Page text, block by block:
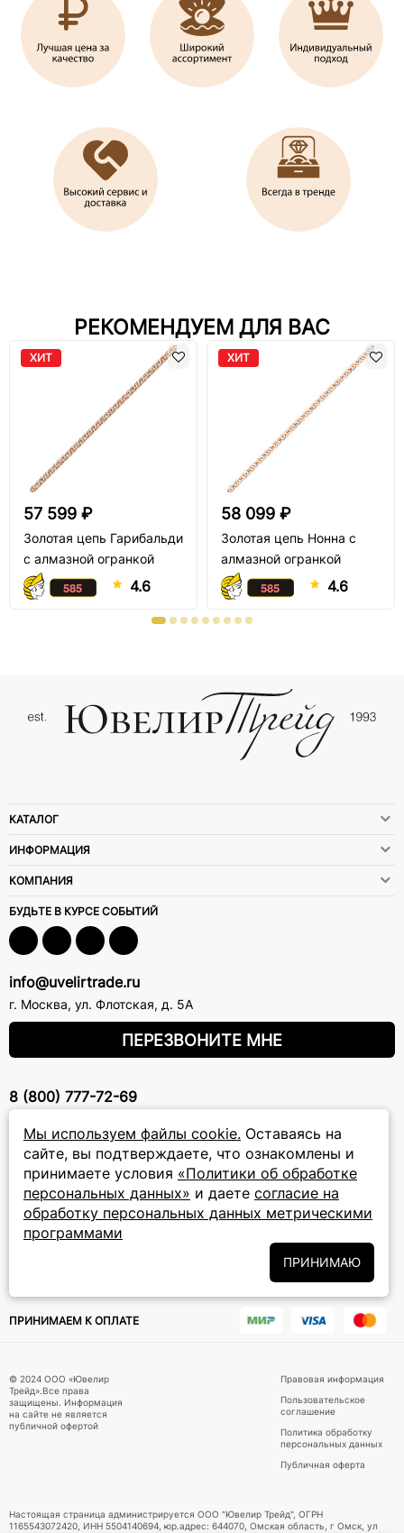
РЕКОМЕНДУЕМ ДЛЯ ВАС
ХИТ
57 599 ₽
Золотая цепь Гарибальди
с алмазной огранкой
4.6
ХИТ
58 099 ₽
Золотая цепь Нонна с
алмазной огранкой
4.6
Мы используем файлы cookie. Оставаясь на
сайте, вы подтверждаете, что ознакомлены и
принимаете условия «Политики об обработке
персональных данных» и даете согласие на
обработку персональных данных метрическими
программами
ПРИНИМАЮ
КАТАЛОГ
ИНФОРМАЦИЯ
КОМПАНИЯ
БУДЬТЕ В КУРСЕ СОБЫТИЙ
info@uvelirtrade.ru
г. Москва, ул. Флотская, д. 5А
ПЕРЕЗВОНИТЕ МНЕ
8 (800) 777-72-69
ПОДПИСКА НА РАССЫЛКУ
Подписаться на новости
Подписываясь на рассылку, вы соглашаетесь с условиями
и даёте своё согласие на их
ПРИНИМАЕМ К ОПЛАТЕ
© 2024 ООО «Ювелир
Трейд».Все права
защищены. Информация
на сайте не является
публичной офертой
Правовая информация
Пользовательское
соглашение
Политика обработку
персональных данных
Публичная оферта
Настоящая страница администрируется ООО "Ювелир Трейд", ОГРН
1165543072420, ИНН 5504140694, юр.адрес: 644070, Омская область, г Омск, ул